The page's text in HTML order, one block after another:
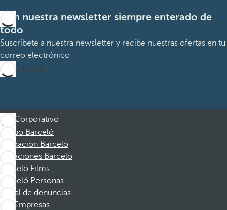
Con nuestra newsletter siempre enterado de
todo
Suscríbete a nuestra newsletter y recibe nuestras ofertas en tu
correo electrónico
Suscribirme
Corporativo
Grupo Barceló
Fundación Barceló
Vacaciones Barceló
Barceló Films
Barceló Personas
Canal de denuncias
Empresas